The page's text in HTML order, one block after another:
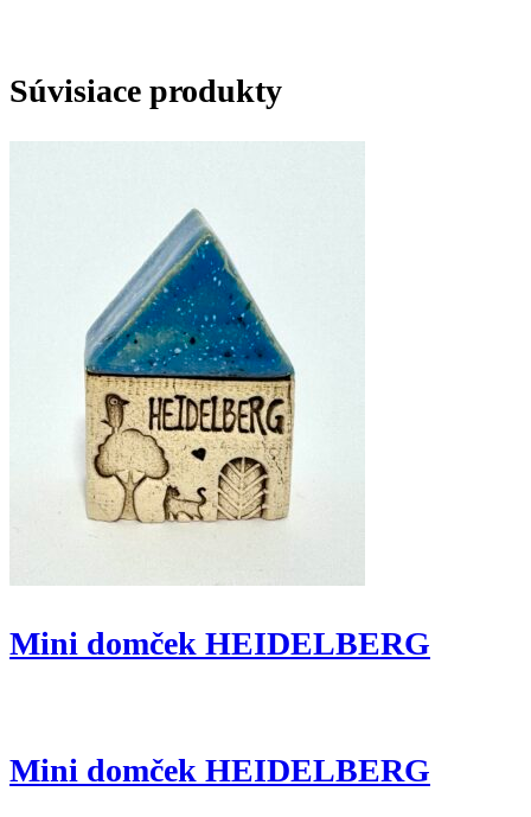
Súvisiace produkty
Mini domček HEIDELBERG
Mini domček HEIDELBERG